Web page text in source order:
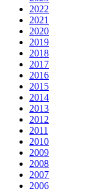
2022
2021
2020
2019
2018
2017
2016
2015
2014
2013
2012
2011
2010
2009
2008
2007
2006